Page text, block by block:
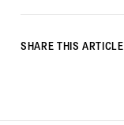
SHARE THIS ARTICLE